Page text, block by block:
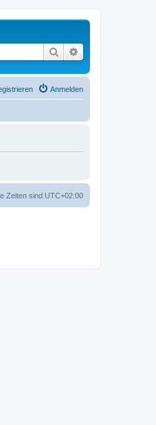
Suche
Anmelden
Zeiten sind UTC+02:00